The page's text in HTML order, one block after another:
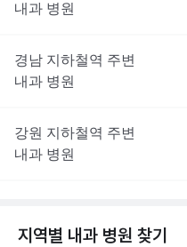
내과 병원
경남 지하철역 주변
내과 병원
강원 지하철역 주변
내과 병원
지역별 내과 병원 찾기